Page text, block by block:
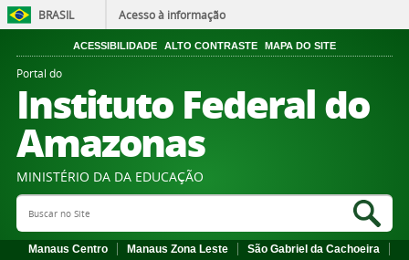
BRASIL Acesso à informação
ACESSIBILIDADE ALTO CONTRASTE MAPA DO SITE
Portal do
Instituto Federal do
Amazonas
MINISTÉRIO DA DA EDUCAÇÃO
Search Site
Manaus Centro Manaus Zona Leste
São Gabriel da Cachoeira